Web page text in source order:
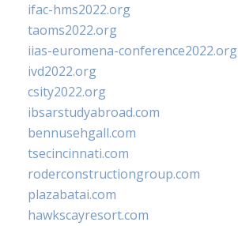
ifac-hms2022.org
taoms2022.org
iias-euromena-conference2022.org
ivd2022.org
csity2022.org
ibsarstudyabroad.com
bennusehgall.com
tsecincinnati.com
roderconstructiongroup.com
plazabatai.com
hawkscayresort.com